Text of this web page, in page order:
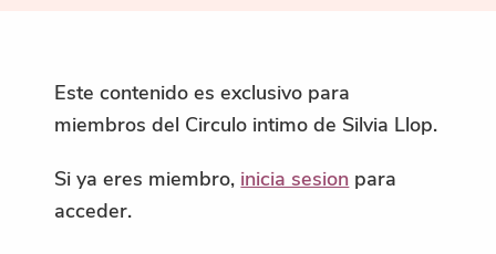
Este contenido es exclusivo para
miembros del Circulo intimo de Silvia Llop.
Si ya eres miembro, inicia sesion para
acceder.